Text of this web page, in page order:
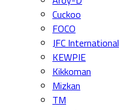
Cuckoo
FOCO
JFC International
KEWPIE
Kikkoman
Mizkan
TM